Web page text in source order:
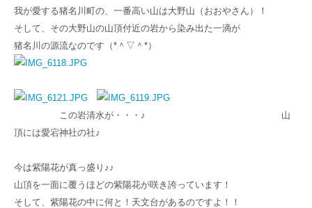
我が愛する猪名川町の、一番高い山は大野山（おおやさん）！
そして、その大野山の山頂付近の岩から染み出た一滴が
猪名川の源流なのです（*＾▽＾*）
この岩清水が・・・♪ 山
頂には愛宕神社の社♪
今は紫陽花が真っ盛り♪♪
山頂を一面に覆うほどの紫陽花が咲き誇っています！
そして、紫陽花の中に何と！天文台があるのですよ！！